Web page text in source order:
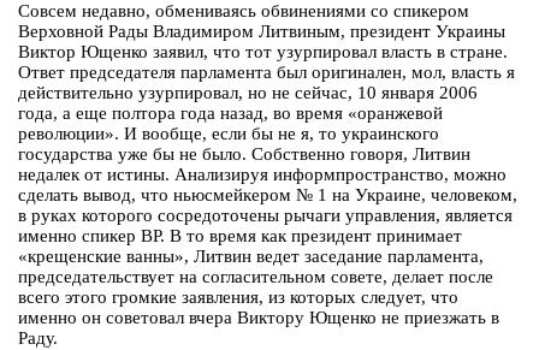
Совсем недавно, обмениваясь обвинениями со спикером
Верховной Рады Владимиром Литвиным, президент Украины
Виктор Ющенко заявил, что тот узурпировал власть в стране.
Ответ председателя парламента был оригинален, мол, власть я
действительно узурпировал, но не сейчас, 10 января 2006
года, а еще полтора года назад, во время «оранжевой
революции». И вообще, если бы не я, то украинского
государства уже бы не было. Собственно говоря, Литвин
недалек от истины. Анализируя информпространство, можно
сделать вывод, что ньюсмейкером № 1 на Украине, человеком,
в руках которого сосредоточены рычаги управления, является
именно спикер ВР. В то время как президент принимает
«крещенские ванны», Литвин ведет заседание парламента,
председательствует на согласительном совете, делает после
всего этого громкие заявления, из которых следует, что
именно он советовал вчера Виктору Ющенко не приезжать в
Раду.